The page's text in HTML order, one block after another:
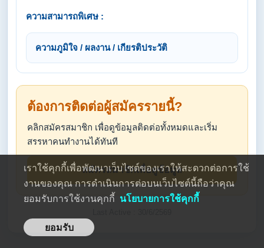
ความสามารถพิเศษ :
ความภูมิใจ / ผลงาน / เกียรติประวัติ
ต้องการติดต่อผู้สมัครรายนี้?
คลิกสมัครสมาชิก เพื่อดูข้อมูลติดต่อทั้งหมดและเริ่ม
สรรหาคนทำงานได้ทันที
สมัครสมาชิกเพื่อดูข้อมูล
เราใช้คุกกี้เพื่อพัฒนาเว็บไซต์ของเราให้สะดวกต่อการใช้
งานของคุณ การดำเนินการต่อบนเว็บไซต์นี้ถือว่าคุณ
ยอมรับการใช้งานคุกกี้ นโยบายการใช้คุกกี้